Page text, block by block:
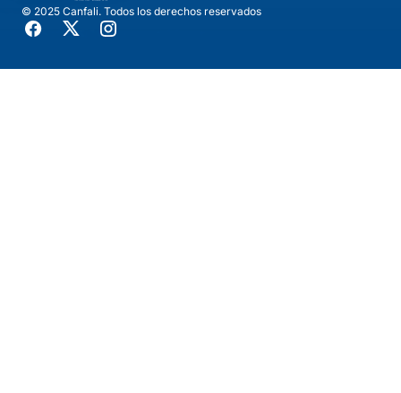
© 2025 Canfali. Todos los derechos reservados